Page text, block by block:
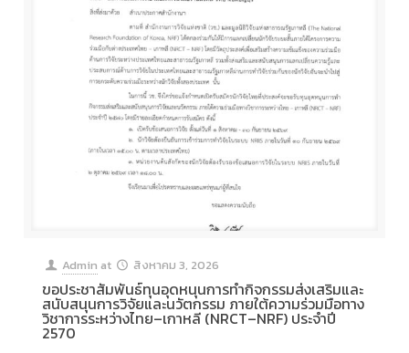
Admin at สิงหาคม 3, 2026
ขอประชาสัมพันธ์ทุนอุดหนุนการทำกิจกรรมส่งเสริมและ
สนับสนุนการวิจัยและนวัตกรรม ภายใต้ความร่วมมือทาง
วิชาการระหว่างไทย–เกาหลี (NRCT–NRF) ประจำปี
2570